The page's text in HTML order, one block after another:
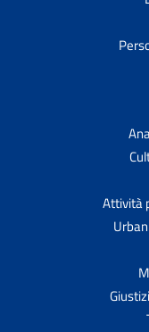
Trasportare
Trasportare
all'interno del
Votare presso
Attività